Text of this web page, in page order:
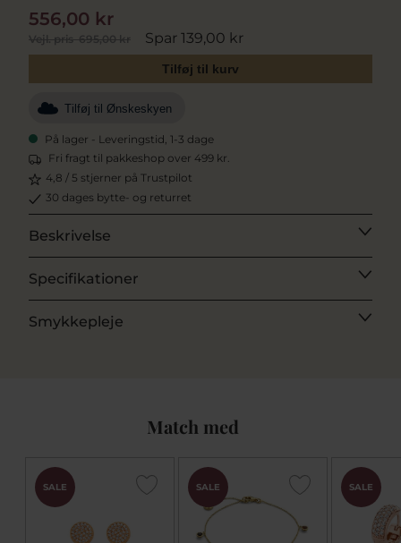
Vejl. pris695,00 kr Spar 139,00 kr
556,00 kr
Tilføj til kurv
Tilføj til Ønskeskyen
På lager - Leveringstid, 1-3 dage
Fri fragt til pakkeshop over 499 kr.
4,8 / 5 stjerner på Trustpilot
30 dages bytte- og returret
Beskrivelse
Specifikationer
Smykkepleje
Match med
SALE SALE SALE